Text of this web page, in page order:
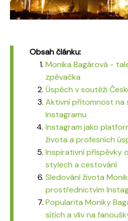
Obsah článku:
Monika Bagárová -
zpěvačka
Úspěch v soutěži
Aktivní přítomnost na
Instagramu
Instagram jako
života a profesních
Inspirativní příspěvky
stylech a cestování
Sledování života
prostřednictvím
Popularita Moniky
sítích a vliv na